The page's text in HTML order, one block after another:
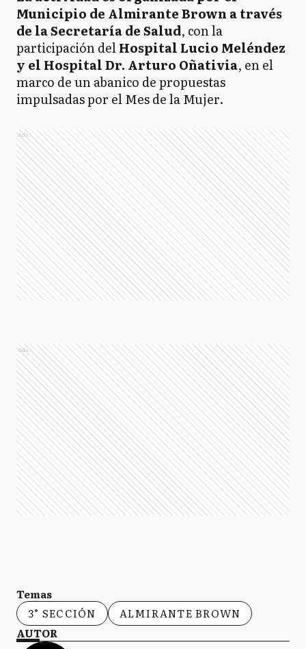
Municipio de Almirante Brown a través
de la Secretaría de Salud, con la
participación delHospital Lucio Meléndez
y el Hospital Dr. Arturo Oñativia, en el
marco de un abanico de propuestas
impulsadas por el Mes de la Mujer.
Ads
Ads
Temas
3° SECCIÓN
ALMIRANTE BROWN
AUTOR